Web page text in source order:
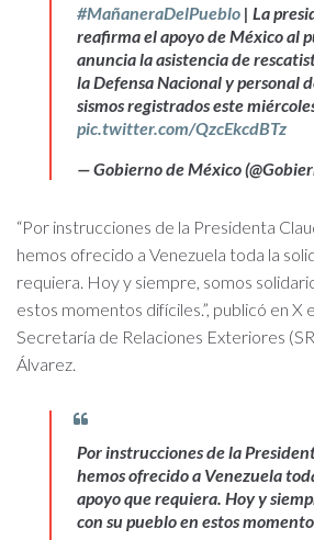
#MañaneraDelPueblo | La
reafirma el apoyo de México al
anuncia la asistencia de
la Defensa Nacional y personal
sismos registrados este
pic.twitter.com/QzcEkcdBTz
— Gobierno de México
“Por instrucciones de la Presidenta
hemos ofrecido a Venezuela toda la
requiera. Hoy y siempre, somos
estos momentos difíciles.”, publicó en X
Secretaría de Relaciones Exteriores
Álvarez.
Por instrucciones de la
hemos ofrecido a Venezuela
apoyo que requiera. Hoy y
con su pueblo en estos